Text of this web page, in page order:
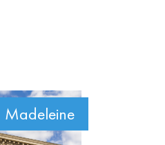
Madeleine